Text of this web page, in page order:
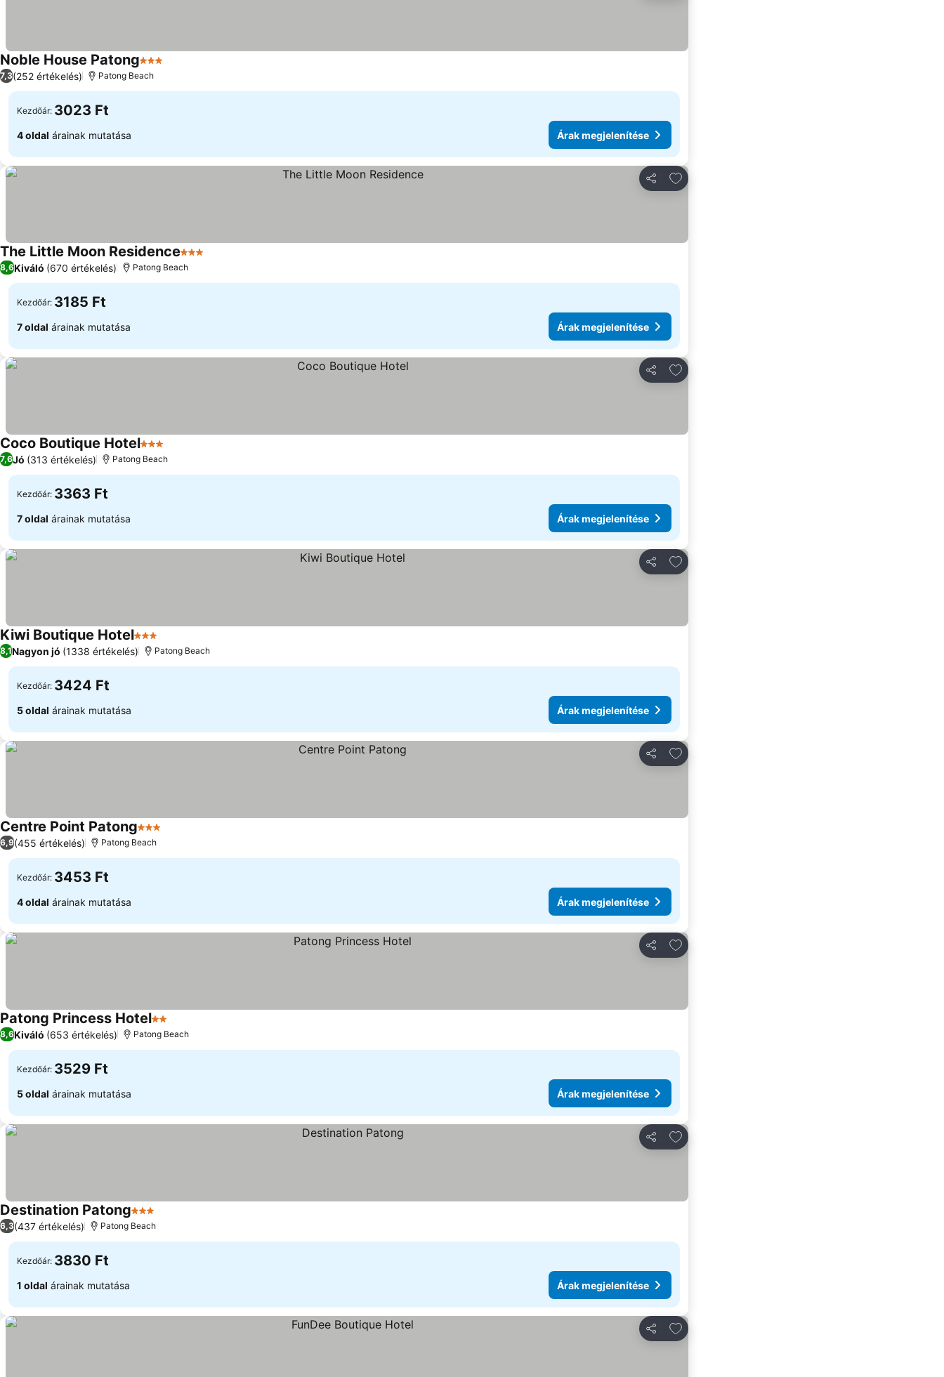
Noble House Patong3 Kategória
7,3(252 értékelés) Patong Beach
Kezdőár: 3023 Ft
4 oldal árainak mutatása Árak megjelenítése
Megosztás
Hozzáadás a kedvencekhez
The Little Moon Residence3 Kategória
8,6Kiváló (670 értékelés) Patong Beach
Kezdőár: 3185 Ft
7 oldal árainak mutatása Árak megjelenítése
Megosztás
Hozzáadás a kedvencekhez
Coco Boutique Hotel3 Kategória
7,6Jó (313 értékelés) Patong Beach
Kezdőár: 3363 Ft
7 oldal árainak mutatása Árak megjelenítése
Megosztás
Hozzáadás a kedvencekhez
Kiwi Boutique Hotel3 Kategória
8,1Nagyon jó (1338 értékelés) Patong Beach
Kezdőár: 3424 Ft
5 oldal árainak mutatása Árak megjelenítése
Megosztás
Hozzáadás a kedvencekhez
Centre Point Patong3 Kategória
6,9(455 értékelés) Patong Beach
Kezdőár: 3453 Ft
4 oldal árainak mutatása Árak megjelenítése
Megosztás
Hozzáadás a kedvencekhez
Patong Princess Hotel2 Kategória
8,6Kiváló (653 értékelés) Patong Beach
Kezdőár: 3529 Ft
5 oldal árainak mutatása Árak megjelenítése
Megosztás
Hozzáadás a kedvencekhez
Destination Patong3 Kategória
6,3(437 értékelés) Patong Beach
Kezdőár: 3830 Ft
1 oldal árainak mutatása Árak megjelenítése
Megosztás
Hozzáadás a kedvencekhez